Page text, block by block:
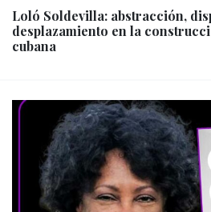
Loló Soldevilla: abstracción,
desplazamiento en la
cubana